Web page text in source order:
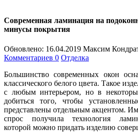
Современная ламинация на
минусы покрытия
Обновлено: 16.04.2019 Максим
Комментариев 0 Отделка
Большинство современных окон
классического белого цвета. Такое
с любым интерьером, но в
добиться того, чтобы
представлены отдельным акцентом.
спрос получила технология
которой можно придать изделию